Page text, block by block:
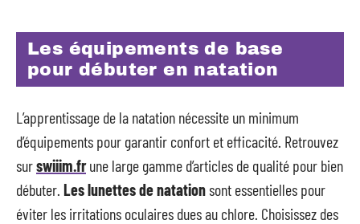
Les équipements de base
pour débuter en natation
L’apprentissage de la natation nécessite un minimum
d’équipements pour garantir confort et efficacité. Retrouvez
surswiiim.frune large gamme d’articles de qualité pour bien
débuter. Les lunettes de natationsont essentielles pour
éviter les irritations oculaires dues au chlore. Choisissez des